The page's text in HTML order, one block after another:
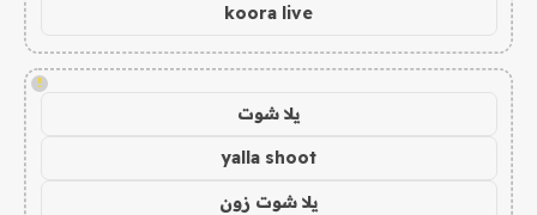
koora live
!
يلا شوت
yalla shoot
يلا شوت زون